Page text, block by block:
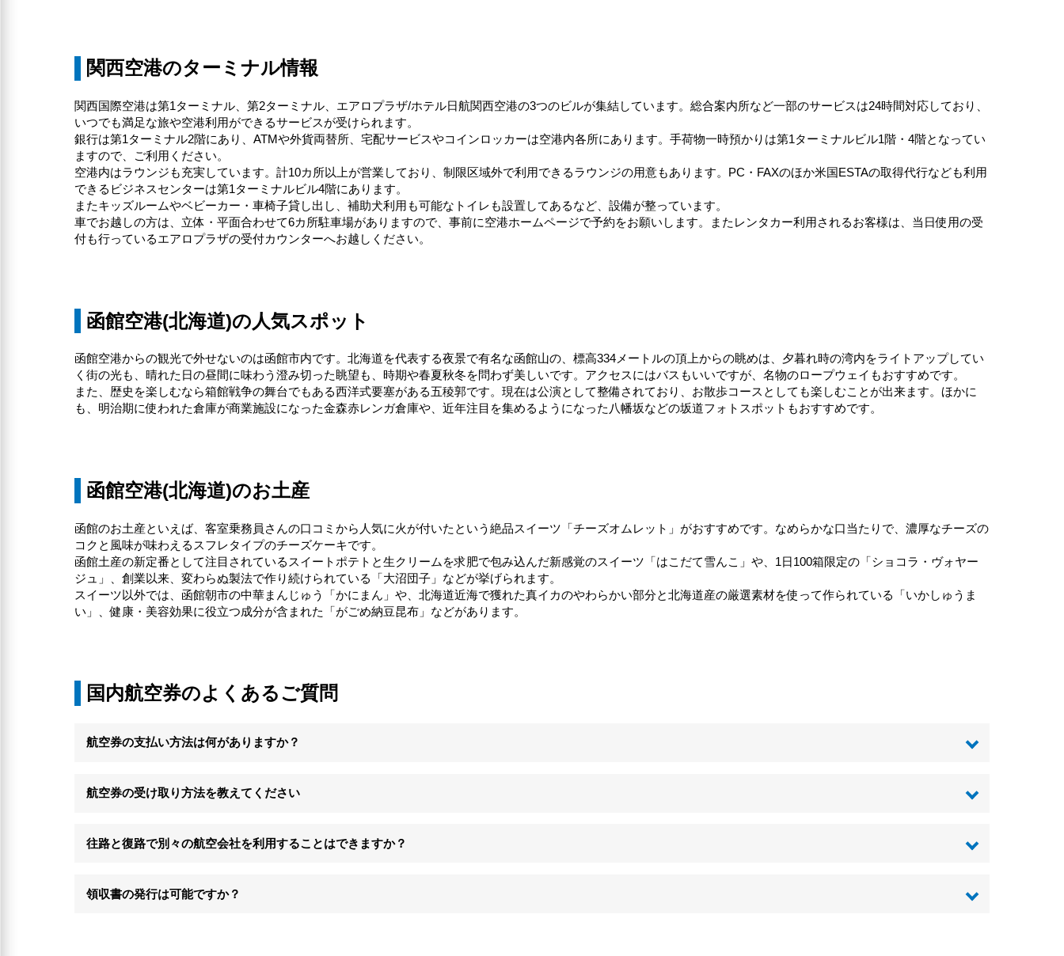
関西空港のターミナル情報
関西国際空港は第1ターミナル、第2ターミナル、エアロプラザ/ホテル日航関西空港の3つのビルが集結しています。総合案内所など一部のサービスは24時間対応しており、
いつでも満足な旅や空港利用ができるサービスが受けられます。
銀行は第1ターミナル2階にあり、ATMや外貨両替所、宅配サービスやコインロッカーは空港内各所にあります。手荷物一時預かりは第1ターミナルビル1階・4階となってい
ますので、ご利用ください。
空港内はラウンジも充実しています。計10カ所以上が営業しており、制限区域外で利用できるラウンジの用意もあります。PC・FAXのほか米国ESTAの取得代行なども利用
できるビジネスセンターは第1ターミナルビル4階にあります。
またキッズルームやベビーカー・車椅子貸し出し、補助犬利用も可能なトイレも設置してあるなど、設備が整っています。
車でお越しの方は、立体・平面合わせて6カ所駐車場がありますので、事前に空港ホームページで予約をお願いします。またレンタカー利用されるお客様は、当日使用の受
付も行っているエアロプラザの受付カウンターへお越しください。
函館空港(北海道)の人気スポット
函館空港からの観光で外せないのは函館市内です。北海道を代表する夜景で有名な函館山の、標高334メートルの頂上からの眺めは、夕暮れ時の湾内をライトアップしてい
く街の光も、晴れた日の昼間に味わう澄み切った眺望も、時期や春夏秋冬を問わず美しいです。アクセスにはバスもいいですが、名物のロープウェイもおすすめです。
また、歴史を楽しむなら箱館戦争の舞台でもある西洋式要塞がある五稜郭です。現在は公演として整備されており、お散歩コースとしても楽しむことが出来ます。ほかに
も、明治期に使われた倉庫が商業施設になった金森赤レンガ倉庫や、近年注目を集めるようになった八幡坂などの坂道フォトスポットもおすすめです。
函館空港(北海道)のお土産
函館のお土産といえば、客室乗務員さんの口コミから人気に火が付いたという絶品スイーツ「チーズオムレット」がおすすめです。なめらかな口当たりで、濃厚なチーズの
コクと風味が味わえるスフレタイプのチーズケーキです。
函館土産の新定番として注目されているスイートポテトと生クリームを求肥で包み込んだ新感覚のスイーツ「はこだて雪んこ」や、1日100箱限定の「ショコラ・ヴォヤー
ジュ」、創業以来、変わらぬ製法で作り続けられている「大沼団子」などが挙げられます。
スイーツ以外では、函館朝市の中華まんじゅう「かにまん」や、北海道近海で獲れた真イカのやわらかい部分と北海道産の厳選素材を使って作られている「いかしゅうま
い」、健康・美容効果に役立つ成分が含まれた「がごめ納豆昆布」などがあります。
国内航空券のよくあるご質問
航空券の支払い方法は何がありますか？
航空券の受け取り方法を教えてください
往路と復路で別々の航空会社を利用することはできますか？
領収書の発行は可能ですか？